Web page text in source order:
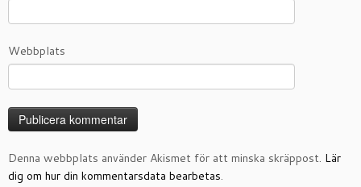
Webbplats
Denna webbplats använder Akismet för att minska skräppost. Lär
dig om hur din kommentarsdata bearbetas.